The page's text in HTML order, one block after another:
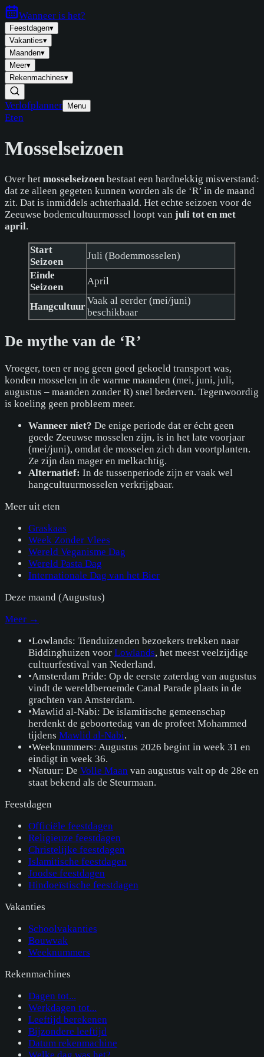
Wanneer is het?
Feestdagen▾
Vakanties▾
Maanden▾
Meer▾
Rekenmachines▾
Verlofplanner Menu
Eten
Mosselseizoen
Over het mosselseizoen bestaat een hardnekkig misverstand:
dat ze alleen gegeten kunnen worden als de ‘R’ in de maand
zit. Dat is inmiddels achterhaald. Het echte seizoen voor de
Zeeuwse bodemcultuurmossel loopt van juli tot en met
april.
Start
Seizoen
Juli (Bodemmosselen)
Einde
Seizoen
April
Hangcultuur
Vaak al eerder (mei/juni)
beschikbaar
De mythe van de ‘R’
Vroeger, toen er nog geen goed gekoeld transport was,
konden mosselen in de warme maanden (mei, juni, juli,
augustus – maanden zonder R) snel bederven. Tegenwoordig
is koeling geen probleem meer.
Wanneer niet? De enige periode dat er écht geen
goede Zeeuwse mosselen zijn, is in het late voorjaar
(mei/juni), omdat de mosselen zich dan voortplanten.
Ze zijn dan mager en melkachtig.
Alternatief: In de tussenperiode zijn er vaak wel
hangcultuurmosselen verkrijgbaar.
Meer uit eten
Graskaas
Week Zonder Vlees
Wereld Veganisme Dag
Wereld Pasta Dag
Internationale Dag van het Bier
Deze maand (Augustus)
Meer →
•Lowlands: Tienduizenden bezoekers trekken naar
Biddinghuizen voor Lowlands, het meest veelzijdige
cultuurfestival van Nederland.
•Amsterdam Pride: Op de eerste zaterdag van augustus
vindt de wereldberoemde Canal Parade plaats in de
grachten van Amsterdam.
•Mawlid al-Nabi: De islamitische gemeenschap
herdenkt de geboortedag van de profeet Mohammed
tijdens Mawlid al-Nabi.
•Weeknummers: Augustus 2026 begint in week 31 en
eindigt in week 36.
•Natuur: De Volle Maan van augustus valt op de 28e en
staat bekend als de Steurmaan.
Feestdagen
Officiële feestdagen
Religieuze feestdagen
Christelijke feestdagen
Islamitische feestdagen
Joodse feestdagen
Hindoeïstische feestdagen
Vakanties
Schoolvakanties
Bouwvak
Weeknummers
Rekenmachines
Dagen tot...
Werkdagen tot...
Leeftijd berekenen
Bijzondere leeftijd
Datum rekenmachine